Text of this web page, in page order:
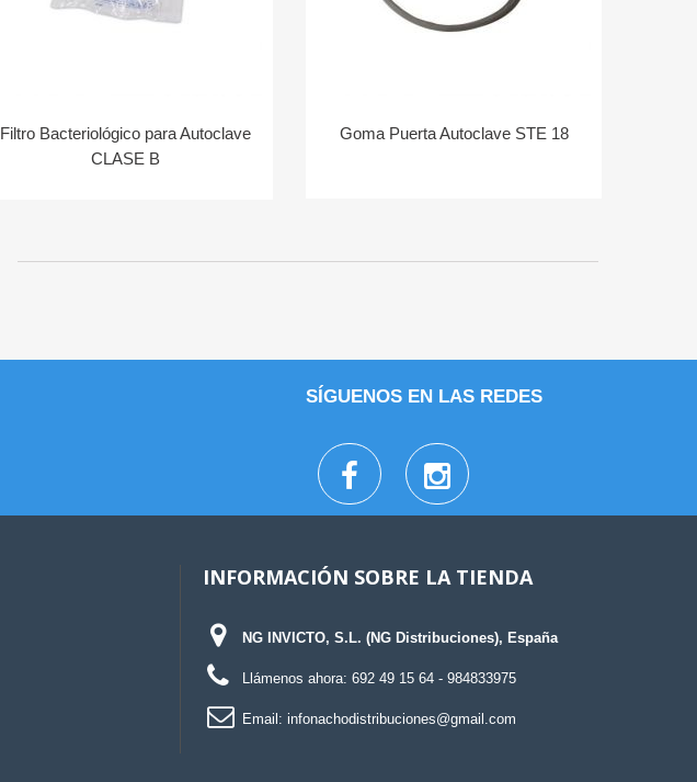
Filtro Bacteriológico para Autoclave
CLASE B
Goma Puerta Autoclave STE 18
SÍGUENOS EN LAS REDES
INFORMACIÓN SOBRE LA TIENDA
NG INVICTO, S.L. (NG Distribuciones), España
Llámenos ahora: 692 49 15 64 - 984833975
Email: infonachodistribuciones@gmail.com